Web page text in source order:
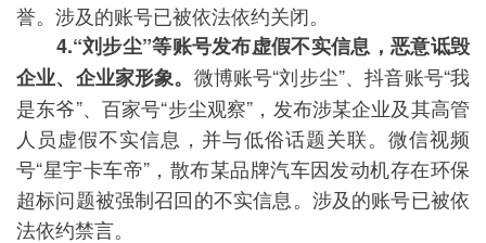
誉。涉及的账号已被依法依约关闭。
4.“刘步尘”等账号发布虚假不实信息，恶意诋毁
企业、企业家形象。 微博账号“刘步尘”、抖音账号“我
是东爷”、百家号“步尘观察”，发布涉某企业及其高管
人员虚假不实信息，并与低俗话题关联。微信视频
号“星宇卡车帝”，散布某品牌汽车因发动机存在环保
超标问题被强制召回的不实信息。涉及的账号已被依
法依约禁言。